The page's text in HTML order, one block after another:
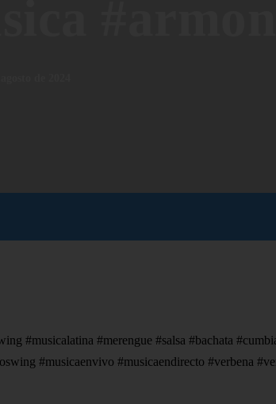
#musicalatina #merengue #salsa #bachata
#musicaenvivo #musicaendirecto #verbena